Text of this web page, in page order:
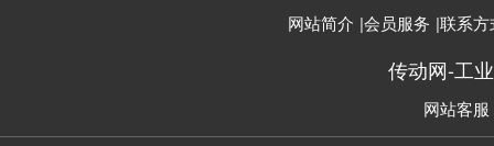
网站简介 |会员服务 |联系方
传动网-工
网站客服